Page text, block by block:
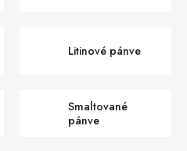
Litinové pánve
Smaltované
pánve